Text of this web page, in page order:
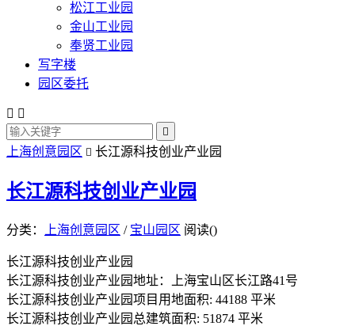
松江工业园
金山工业园
奉贤工业园
写字楼
园区委托
 

上海创意园区  长江源科技创业产业园
长江源科技创业产业园
分类： 上海创意园区 / 宝山园区 阅读()
长江源科技创业产业园
长江源科技创业产业园地址：上海宝山区长江路41号
长江源科技创业产业园项目用地面积: 44188 平米
长江源科技创业产业园总建筑面积: 51874 平米